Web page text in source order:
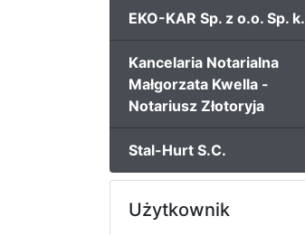
EKO-KAR Sp. z o.o. Sp. k.
Kancelaria Notarialna
Małgorzata Kwella -
Notariusz Złotoryja
Stal-Hurt S.C.
Użytkownik